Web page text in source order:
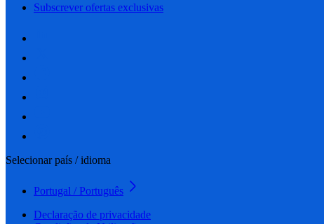
Subscrever ofertas exclusivas
Selecionar país / idioma
Portugal / Português
Declaração de privacidade